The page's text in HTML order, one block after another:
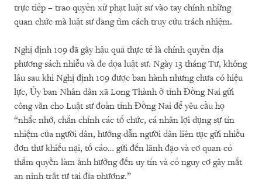
trực tiếp – trao quyền xử phạt luật sư vào tay chính những
quan chức mà luật sư đang tìm cách truy cứu trách nhiệm.
Nghị định 109 đã gây hậu quả thực tế là chính quyền địa
phương sách nhiễu và đe dọa luật sư. Ngày 13 tháng Tư, không
lâu sau khi Nghị định 109 được ban hành nhưng chưa có hiệu
lực, Ủy ban Nhân dân xã Long Thành ở tỉnh Đồng Nai gửi
công văn cho Luật sư đoàn tỉnh Đồng Nai để yêu cầu họ
“nhắc nhở, chấn chỉnh các tổ chức, cá nhân lợi dụng sự tín
nhiệm của người dân, hướng dẫn người dân liên tục gửi nhiều
đơn thư khiếu nại, tố cáo… gửi đến lãnh đạo và cơ quan có
thẩm quyền làm ảnh hưởng đến uy tín và có nguy cơ gây mất
an ninh trật tự tại địa phương.”